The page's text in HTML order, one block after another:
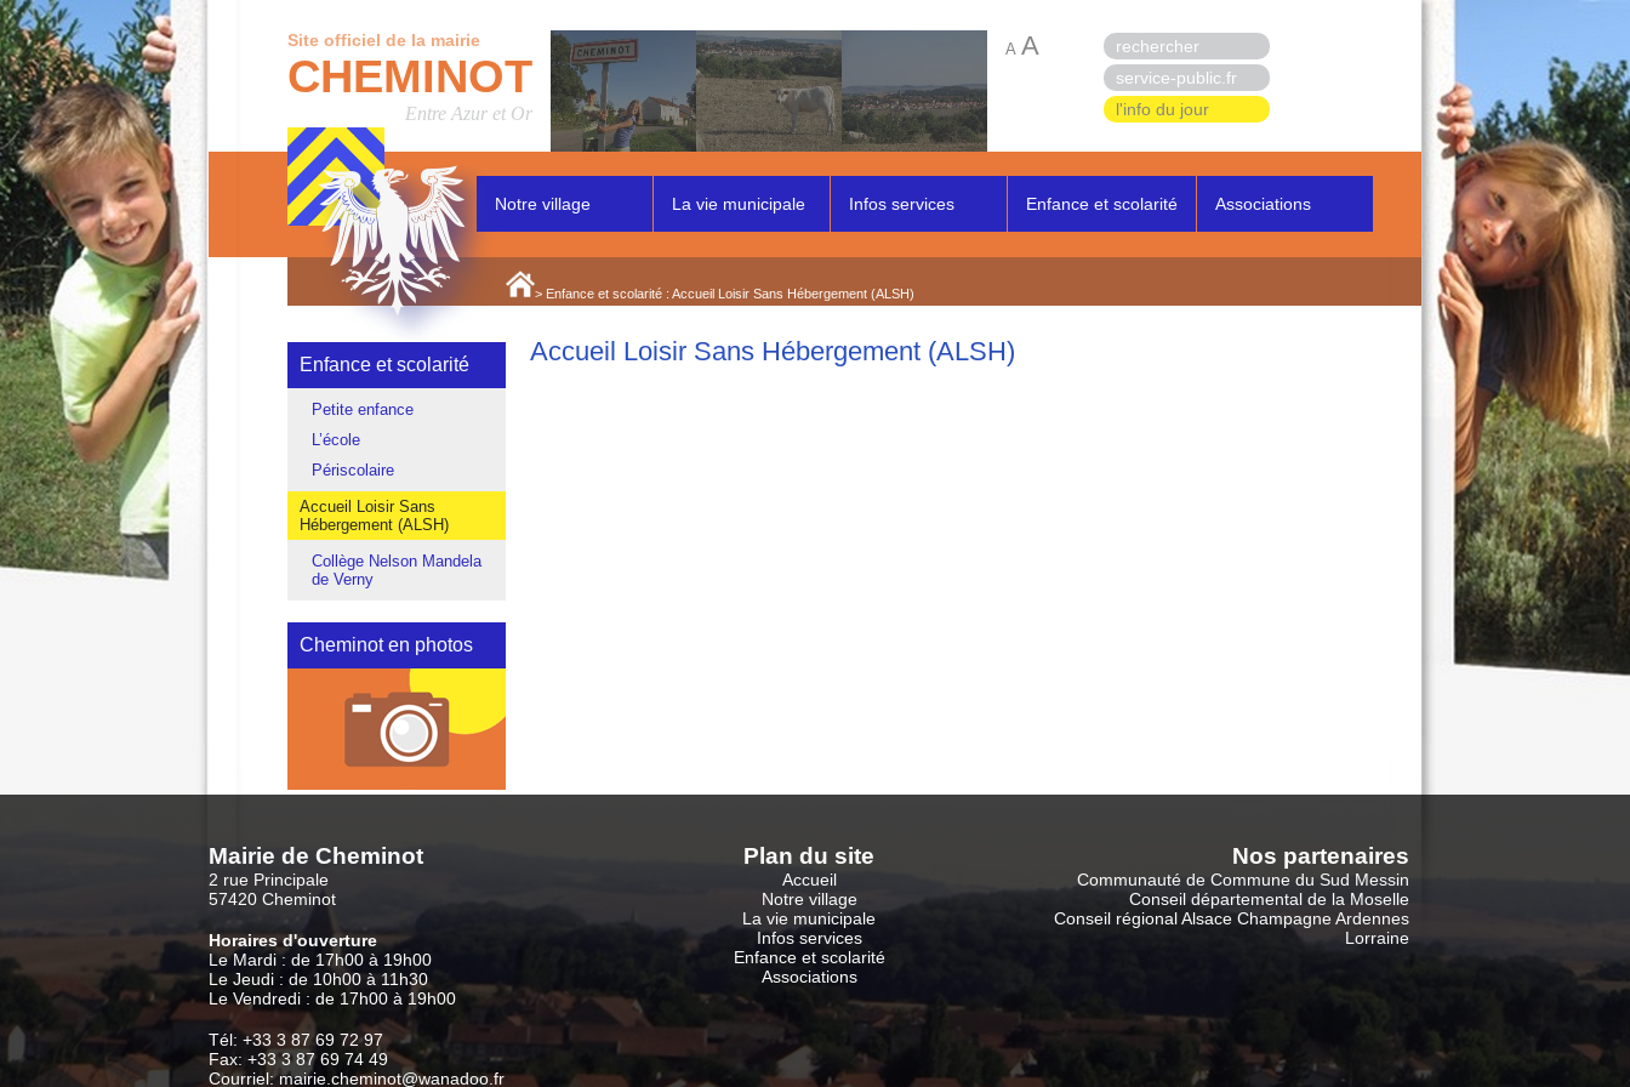
Site officiel de la mairie
CHEMINOT
Entre Azur et Or
A A
rechercher
service-public.fr
l'info du jour
Notre village La vie municipale Infos services Enfance et scolarité Associations
> Enfance et scolarité : Accueil Loisir Sans Hébergement (ALSH)
Enfance et scolarité
Petite enfance
L’école
Périscolaire
Accueil Loisir Sans
Hébergement (ALSH)
Collège Nelson Mandela
de Verny
Cheminot en photos
Accueil Loisir Sans Hébergement (ALSH)
Mairie de Cheminot
2 rue Principale
57420 Cheminot
Horaires d'ouverture
Le Mardi : de 17h00 à 19h00
Le Jeudi : de 10h00 à 11h30
Le Vendredi : de 17h00 à 19h00
Tél: +33 3 87 69 72 97
Fax: +33 3 87 69 74 49
Courriel: mairie.cheminot@wanadoo.fr
Plan du site
Accueil
Notre village
La vie municipale
Infos services
Enfance et scolarité
Associations
Nos partenaires
Communauté de Commune du Sud Messin
Conseil départemental de la Moselle
Conseil régional Alsace Champagne Ardennes
Lorraine